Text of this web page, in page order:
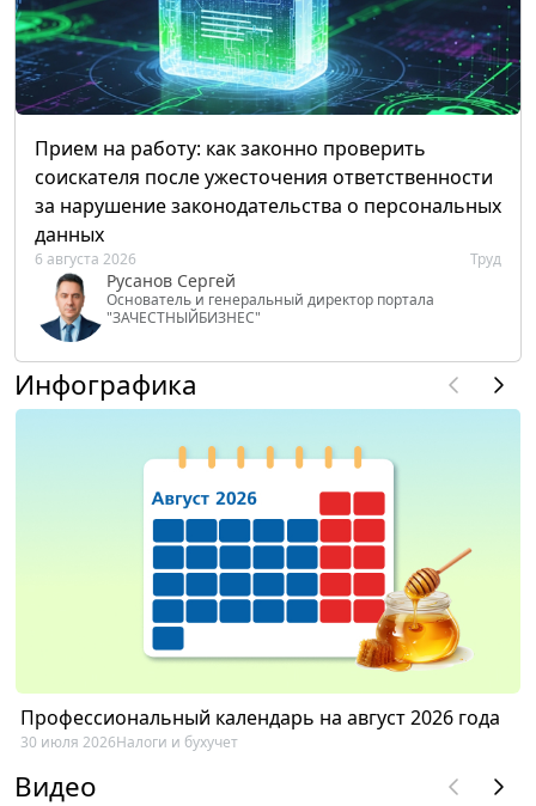
Прием на работу: как законно проверить
соискателя после ужесточения ответственности
за нарушение законодательства о персональных
данных
6 августа 2026 Труд
Русанов Сергей
Основатель и генеральный директор портала
"ЗАЧЕСТНЫЙБИЗНЕС"
Инфографика
Профессиональный календарь на август 2026 года
30 июля 2026Налоги и бухучет
Видео